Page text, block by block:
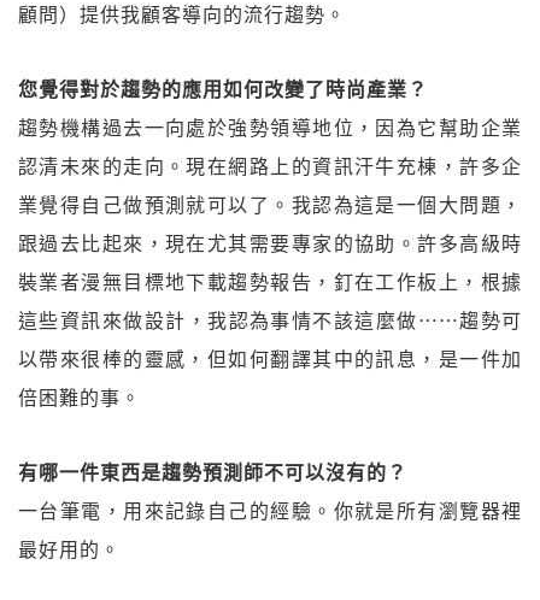
顧問）提供我顧客導向的流行趨勢。
您覺得對於趨勢的應用如何改變了時尚產業？
趨勢機構過去一向處於強勢領導地位，因為它幫助企業
認清未來的走向。現在網路上的資訊汗牛充棟，許多企
業覺得自己做預測就可以了。我認為這是一個大問題，
跟過去比起來，現在尤其需要專家的協助。許多高級時
裝業者漫無目標地下載趨勢報告，釘在工作板上，根據
這些資訊來做設計，我認為事情不該這麼做⋯⋯趨勢可
以帶來很棒的靈感，但如何翻譯其中的訊息，是一件加
倍困難的事。
有哪一件東西是趨勢預測師不可以沒有的？
一台筆電，用來記錄自己的經驗。你就是所有瀏覽器裡
最好用的。